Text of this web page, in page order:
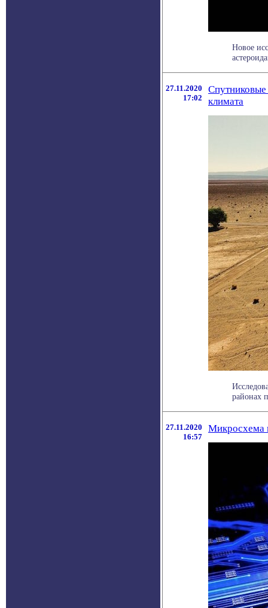
Новое
27.11.2020
17:02
Спутниковые
климата
районах
27.11.2020
16:57
Микросхема